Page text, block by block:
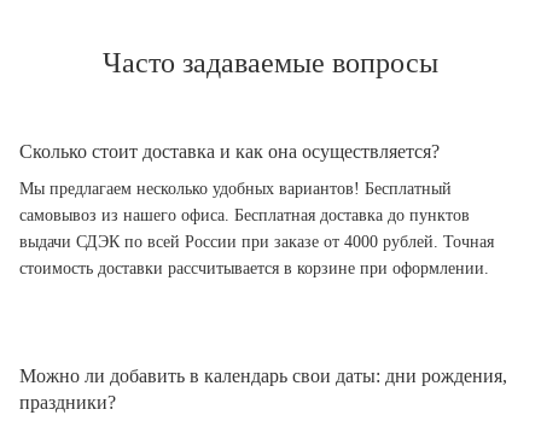
Часто задаваемые вопросы
Сколько стоит доставка и как она осуществляется?
Мы предлагаем несколько удобных вариантов! Бесплатный
самовывоз из нашего офиса. Бесплатная доставка до пунктов
выдачи СДЭК по всей России при заказе от 4000 рублей. Точная
стоимость доставки рассчитывается в корзине при оформлении.
Можно ли добавить в календарь свои даты: дни рождения,
праздники?